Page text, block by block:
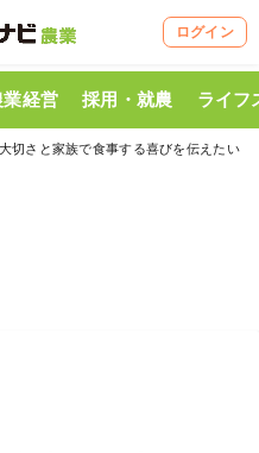
ログイン
業経営 採用・就農 ライフ
切さと家族で食事する喜びを伝えたい